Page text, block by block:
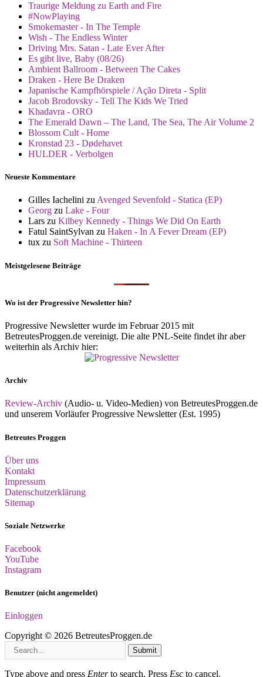
Traurige Meldung zu Earth and Fire
#NowPlaying
Smokemaster - In The Temple
Wish - The Endless Winter
Driving Mrs. Satan - Late Ever After
Es gibt live, Baby (08/26)
Ambient Ballroom - Between The Cakes
Draken - Here Be Draken
Japanische Kampfhörspiele / Ação Direta - Split
Jacob Brodovsky - Tell The Kids We Tried
Khadavra - ORO
The Emerald Dawn – The Land, The Sea, The Air Volume 2
Blossom Cult - Home
Kronstad 23 - Dødehavet
HULDER - Verbolgen
Neueste Kommentare
Gilles Iachelini zu Avenged Sevenfold - Statica (EP)
Georg zu Lake - Four
Lars zu Kilbey Kennedy - Things We Did On Earth
Fatul SaintSylvan zu Haken - In A Fever Dream (EP)
tux zu Soft Machine - Thirteen
Meistgelesene Beiträge
Wo ist der Progressive Newsletter hin?
Progressive Newsletter wurde im Februar 2015 mit
BetreutesProggen.de vereinigt. Die alte PNL-Seite findet ihr aber
weiterhin als Archiv hier:
Archiv
Review-Archiv (Audio- u. Video-Medien) von BetreutesProggen.de
und unserem Vorläufer Progressive Newsletter (Est. 1995)
Betreutes Proggen
Über uns
Kontakt
Impressum
Datenschutzerklärung
Sitemap
Soziale Netzwerke
Facebook
YouTube
Instagram
Benutzer (nicht angemeldet)
Einloggen
Copyright © 2026 BetreutesProggen.de
Submit
Type above and press Enterto search. Press Esc to cancel.